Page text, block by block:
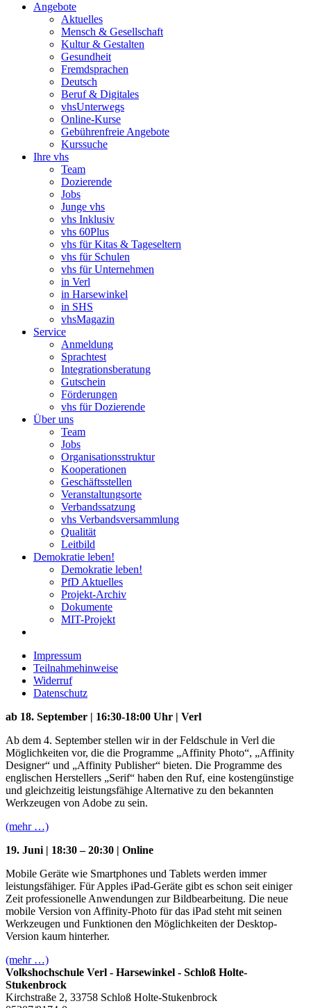
Angebote
Aktuelles
Mensch & Gesellschaft
Kultur & Gestalten
Gesundheit
Fremdsprachen
Deutsch
Beruf & Digitales
vhsUnterwegs
Online-Kurse
Gebührenfreie Angebote
Kurssuche
Ihre vhs
Team
Dozierende
Jobs
Junge vhs
vhs Inklusiv
vhs 60Plus
vhs für Kitas & Tageseltern
vhs für Schulen
vhs für Unternehmen
in Verl
in Harsewinkel
in SHS
vhsMagazin
Service
Anmeldung
Sprachtest
Integrationsberatung
Gutschein
Förderungen
vhs für Dozierende
Über uns
Team
Jobs
Organisationsstruktur
Kooperationen
Geschäftsstellen
Veranstaltungsorte
Verbandssatzung
vhs Verbandsversammlung
Qualität
Leitbild
Demokratie leben!
Demokratie leben!
PfD Aktuelles
Projekt-Archiv
Dokumente
MIT-Projekt
Impressum
Teilnahmehinweise
Widerruf
Datenschutz
ab 18. September | 16:30-18:00 Uhr | Verl
Ab dem 4. September stellen wir in der Feldschule in Verl die
Möglichkeiten vor, die die Programme „Affinity Photo“, „Affinity
Designer“ und „Affinity Publisher“ bieten. Die Programme des
englischen Herstellers „Serif“ haben den Ruf, eine kostengünstige
und gleichzeitig leistungsfähige Alternative zu den bekannten
Werkzeugen von Adobe zu sein.
(mehr …)
19. Juni | 18:30 – 20:30 | Online
Mobile Geräte wie Smartphones und Tablets werden immer
leistungsfähiger. Für Apples iPad-Geräte gibt es schon seit einiger
Zeit professionelle Anwendungen zur Bildbearbeitung. Die neue
mobile Version von Affinity-Photo für das iPad steht mit seinen
Werkzeugen und Funktionen den Möglichkeiten der Desktop-
Version kaum hinterher.
(mehr …)
Volkshochschule Verl - Harsewinkel - Schloß Holte-
Stukenbrock
Kirchstraße 2, 33758 Schloß Holte-Stukenbrock